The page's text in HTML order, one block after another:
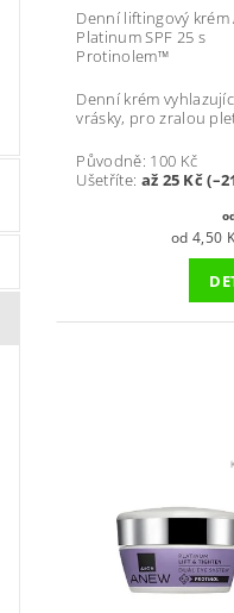
Denní liftingový krém
Platinum SPF 25 s
Protinolem™
Denní krém
vrásky, pro zralou
Původně: 100 Kč
Ušetříte: až 25 Kč
od 4,50